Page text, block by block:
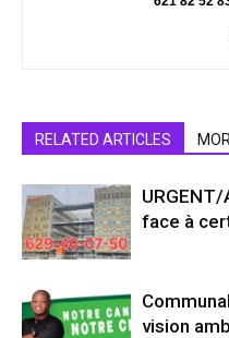
RELATED ARTICLES
face à
vision